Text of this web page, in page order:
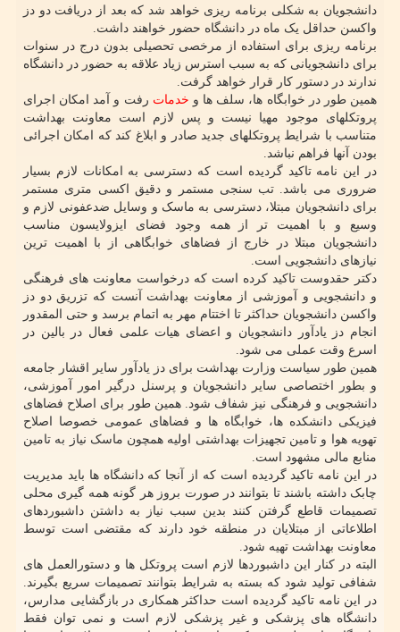
دانشجویان به شکلی برنامه ریزی خواهد شد که بعد از دریافت دو دز
واکسن حداقل یک ماه در دانشگاه حضور خواهند داشت.
برنامه ریزی برای استفاده از مرخصی تحصیلی بدون درج در سنوات
برای دانشجویانی که به سبب استرس زیاد علاقه به حضور در دانشگاه
ندارند در دستور کار قرار خواهد گرفت.
همین طور در خوابگاه ها، سلف ها و خدمات رفت و آمد امکان اجرای
پروتکلهای موجود مهیا نیست و پس لازم است معاونت بهداشت
متناسب با شرایط پروتکلهای جدید صادر و ابلاغ کند که امکان اجرائی
بودن آنها فراهم نباشد.
در این نامه تاکید گردیده است که دسترسی به امکانات لازم بسیار
ضروری می باشد. تب سنجی مستمر و دقیق اکسی متری مستمر
برای دانشجویان مبتلا، دسترسی به ماسک و وسایل ضدعفونی لازم و
وسیع و با اهمیت تر از همه وجود فضای ایزولایسون مناسب
دانشجویان مبتلا در خارج از فضاهای خوابگاهی از با اهمیت ترین
نیازهای دانشجویی است.
دکتر حقدوست تاکید کرده است که درخواست معاونت های فرهنگی
و دانشجویی و آموزشی از معاونت بهداشت آنست که تزریق دو دز
واکسن دانشجویان حداکثر تا اختتام مهر به اتمام برسد و حتی المقدور
انجام دز یادآور دانشجویان و اعضای هیات علمی فعال در بالین در
اسرع وقت عملی می شود.
همین طور سیاست وزارت بهداشت برای دز یادآور سایر اقشار جامعه
و بطور اختصاصی سایر دانشجویان و پرسنل درگیر امور آموزشی،
دانشجویی و فرهنگی نیز شفاف شود. همین طور برای اصلاح فضاهای
فیزیکی دانشکده ها، خوابگاه ها و فضاهای عمومی خصوصا اصلاح
تهویه هوا و تامین تجهیزات بهداشتی اولیه همچون ماسک نیاز به تامین
منابع مالی مشهود است.
در این نامه تاکید گردیده است که از آنجا که دانشگاه ها باید مدیریت
چابک داشته باشند تا بتوانند در صورت بروز هر گونه همه گیری محلی
تصمیمات قاطع گرفتن کنند بدین سبب نیاز به داشتن داشبوردهای
اطلاعاتی از مبتلایان در منطقه خود دارند که مقتضی است توسط
معاونت بهداشت تهیه شود.
البته در کنار این داشبوردها لازم است پروتکل ها و دستورالعمل های
شفافی تولید شود که بسته به شرایط بتوانند تصمیمات سریع بگیرند.
در این نامه تاکید گردیده است حداکثر همکاری در بازگشایی مدارس،
دانشگاه های پزشکی و غیر پزشکی لازم است و نمی توان فقط